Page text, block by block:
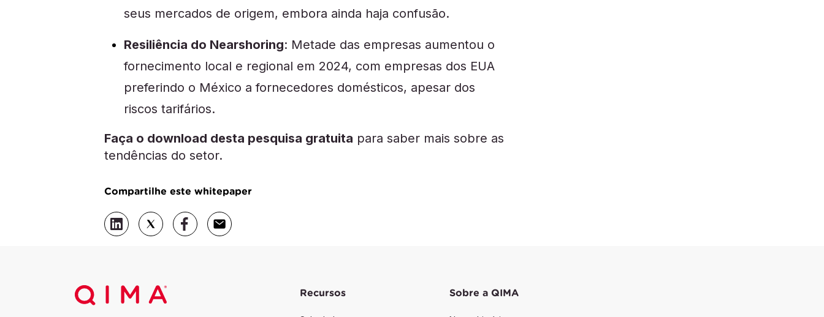
seus mercados de origem, embora ainda haja confusão.
Resiliência do Nearshoring: Metade das empresas aumentou o
fornecimento local e regional em 2024, com empresas dos EUA
preferindo o México a fornecedores domésticos, apesar dos
riscos tarifários.
Faça o download desta pesquisa gratuita para saber mais sobre as
tendências do setor.
Compartilhe este whitepaper
Recursos Sobre a QIMA